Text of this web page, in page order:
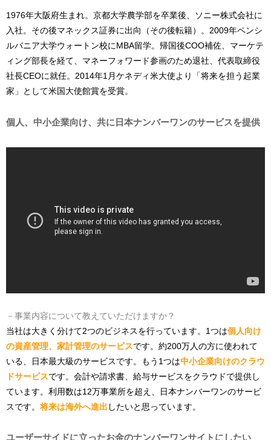
1976年大阪府生まれ。京都大学農学部を卒業後、ソニー株式会社に
入社。その後マネックス証券に出向（その後転籍）。2009年ペンシ
ルバニア大学ウォートン校にMBA留学。帰国後COO補佐、マーケテ
ィング部長を経て、マネーフォワード参画のため退社、代表取締役
社長CEOに就任。2014年1月ケネディ米大使より「将来を担う起業
家」として米国大使館賞を受賞。
個人、中小企業向け、共に日本ナンバーワンのサービスを提供
－事業内容について教えていただけますか？
当社は大きく分けて2つのビジネスを行っています。1つは個人向け
の資産管理、家計管理のサービス です。約200万人の方に使われて
いる、日本最大級のサービスです。もう1つは中小企業向けのクラウ
ドサービス です。会計や請求書、給与サービスをクラウドで提供し
ています。利用数は12万事業所を超え、日本ナンバーワンのサービ
スです。将来は海外へ進出 したいと思っています。
ユーザーサイドに立ったお金のナンバーワンサイトにしたい